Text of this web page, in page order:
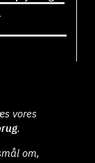
vores
.
om,